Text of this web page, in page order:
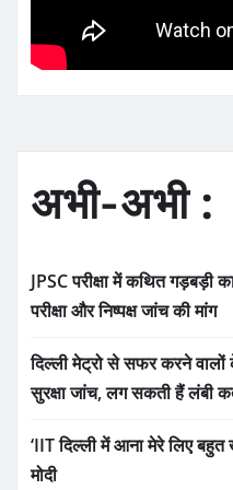
अभी-अभी :
JPSC परीक्षा में कथित गड़बड़ी
परीक्षा और निष्पक्ष जांच की मांग
दिल्ली मेट्रो से सफर करने
सुरक्षा जांच, लग सकती हैं लंबी
‘IIT दिल्ली में आना मेरे लिए बहुत
मोदी